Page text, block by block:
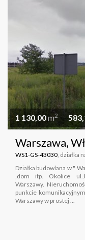
1 130,00m2
Warszawa,
WS1-GS-43030, działka
Działka budowlana w "
,dom itp. Okolice
Warszawy.
punkcie
Warszawy w prostej ...